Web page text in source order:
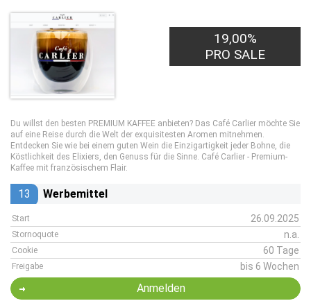
19,00%
PRO SALE
Du willst den besten PREMIUM KAFFEE anbieten? Das Café Carlier möchte Sie
auf eine Reise durch die Welt der exquisitesten Aromen mitnehmen.
Entdecken Sie wie bei einem guten Wein die Einzigartigkeit jeder Bohne, die
Köstlichkeit des Elixiers, den Genuss für die Sinne. Café Carlier - Premium-
Kaffee mit französischem Flair.​
13 Werbemittel
Start 26.09.2025
Stornoquote n.a.
Cookie 60 Tage
Freigabe bis 6 Wochen
Anmelden